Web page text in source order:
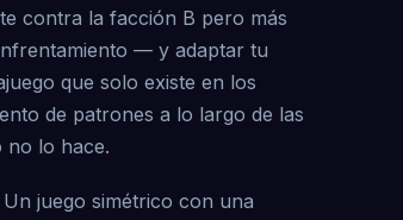
contra la facción B pero más
— y adaptar tu
que solo existe en los
de patrones a lo largo de las
no lo hace.
Un juego simétrico con una